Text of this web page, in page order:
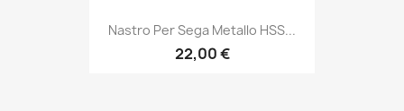
Nastro Per Sega Metallo HSS...
22,00 €